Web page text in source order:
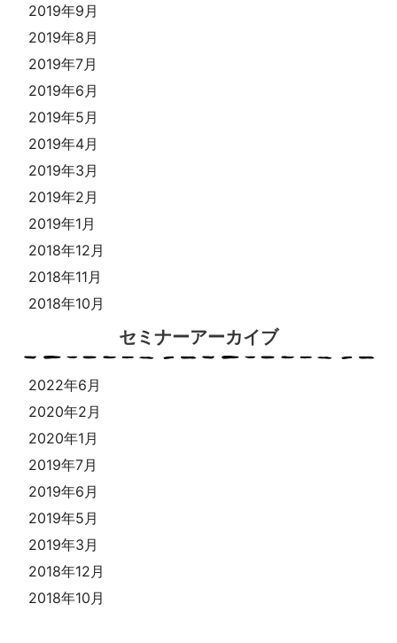
2019年9月
2019年8月
2019年7月
2019年6月
2019年5月
2019年4月
2019年3月
2019年2月
2019年1月
2018年12月
2018年11月
2018年10月
セミナーアーカイブ
2022年6月
2020年2月
2020年1月
2019年7月
2019年6月
2019年5月
2019年3月
2018年12月
2018年10月